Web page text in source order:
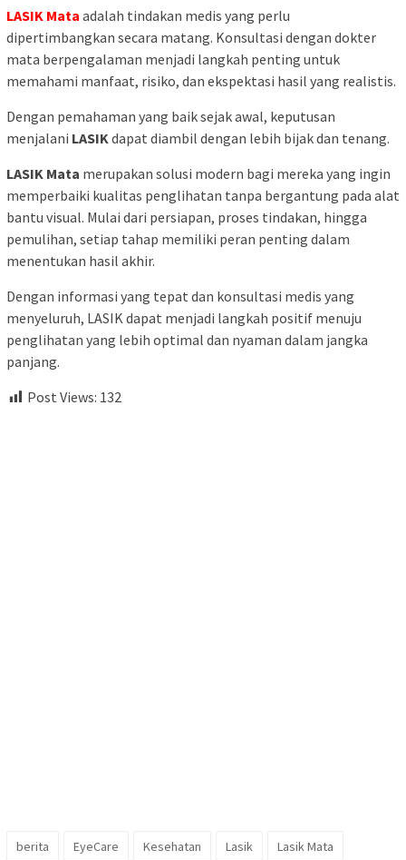
LASIK Mata adalah tindakan medis yang perlu
dipertimbangkan secara matang. Konsultasi dengan dokter
mata berpengalaman menjadi langkah penting untuk
memahami manfaat, risiko, dan ekspektasi hasil yang realistis.
Dengan pemahaman yang baik sejak awal, keputusan
menjalani LASIKdapat diambil dengan lebih bijak dan tenang.
LASIK Mata merupakan solusi modern bagi mereka yang ingin
memperbaiki kualitas penglihatan tanpa bergantung pada alat
bantu visual. Mulai dari persiapan, proses tindakan, hingga
pemulihan, setiap tahap memiliki peran penting dalam
menentukan hasil akhir.
Dengan informasi yang tepat dan konsultasi medis yang
menyeluruh, LASIK dapat menjadi langkah positif menuju
penglihatan yang lebih optimal dan nyaman dalam jangka
panjang.
Post Views: 132
berita EyeCare Kesehatan Lasik Lasik Mata